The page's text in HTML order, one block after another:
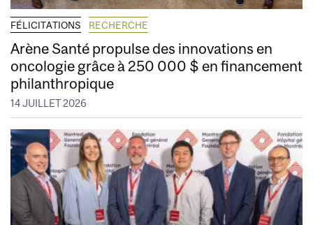
FÉLICITATIONS RECHERCHE
Arène Santé propulse des innovations en
oncologie grâce à 250 000 $ en financement
philanthropique
14 JUILLET 2026